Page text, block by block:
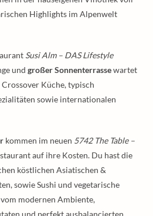
Highlights im Alpenwelt
Susi Alm – DAS Lifestyle
und großer Sonnenterrassewartet
Küche, typisch
sowie internationalen
kommen im neuen 5742 The Table –
auf ihre Kosten. Du hast die
köstlichen Asiatischen &
sowie Sushi und vegetarische
modernen Ambiente,
und perfekt ausbalancierten